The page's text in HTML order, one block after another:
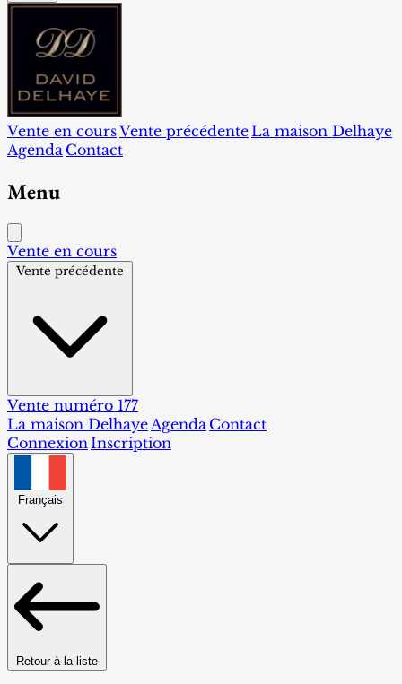
Vente en coursVente précédente La maison Delhaye
Agenda Contact
Menu
Vente en cours
Vente précédente
Vente numéro 177
La maison DelhayeAgenda Contact
ConnexionInscription
Français
Retour à la liste